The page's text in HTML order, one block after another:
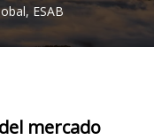
ESAB
mercado